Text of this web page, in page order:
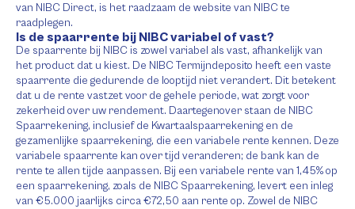
van NIBC Direct, is het raadzaam de website van NIBC te
raadplegen.
Is de spaarrente bij NIBC variabel of vast?
De spaarrente bij NIBC is zowel variabel als vast, afhankelijk van
het product dat u kiest. De NIBC Termijndeposito heeft een vaste
spaarrente die gedurende de looptijd niet verandert. Dit betekent
dat u de rente vastzet voor de gehele periode, wat zorgt voor
zekerheid over uw rendement. Daartegenover staan de NIBC
Spaarrekening, inclusief de Kwartaalspaarrekening en de
gezamenlijke spaarrekening, die een variabele rente kennen. Deze
variabele spaarrente kan over tijd veranderen; de bank kan de
rente te allen tijde aanpassen. Bij een variabele rente van 1,45% op
een spaarrekening, zoals de NIBC Spaarrekening, levert een inleg
van €5.000 jaarlijks circa €72,50 aan rente op. Zowel de NIBC